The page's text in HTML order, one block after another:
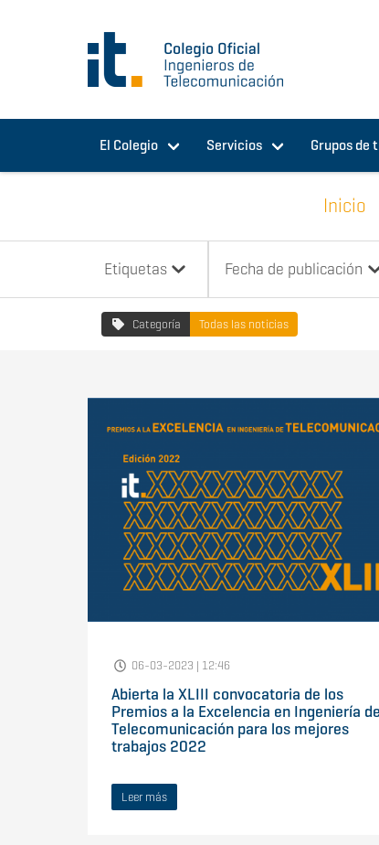
El Colegio Servicios Grupos de
Inicio
Etiquetas Fecha de publicación
Categoría Todas las noticias
06-03-2023 | 12:46
Abierta la XLIII convocatoria de los
Premios a la Excelencia en Ingeniería de
Telecomunicación para los mejores
trabajos 2022
Leer más